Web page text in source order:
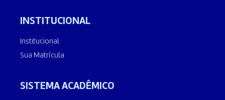
INSTITUCIONAL
Institucional
Sua Matrícula
SISTEMA ACADÊMICO